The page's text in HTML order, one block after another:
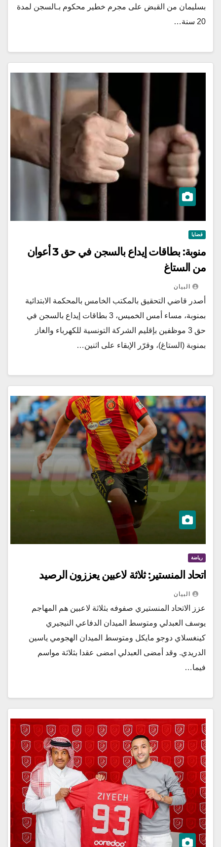
بسليمان من القبض على مجرم خطير محكوم بـالسجن لمدة
20 سنة…
قضايا
منوبة: بطاقات إيداع بالسجن في حق 3 أعوان
من الستاغ
البيان
أصدر قاضي التحقيق بالمكتب الخامس بالمحكمة الابتدائية
بمنوبة، مساء أمس الخميس، 3 بطاقات إيداع بالسجن في
حق 3 موظفين بإقليم الشركة التونسية للكهرباء والغاز
بمنوبة (الستاغ)، وقرّر الإبقاء على اثنين…
رياضة
اتحاد المنستير: ثلاثة لاعبين يعززون الرصيد
البيان
عزز الاتحاد المنستيري صفوفه بثلاثة لاعبين هم المهاجم
يوسف العبدلي ومتوسط الميدان الدفاعي النيجيري
كينغسلاي دوجو مايكل ومتوسط الميدان الهجومي ياسين
الدريدي. وقد أمضى العبدلي امضى عقدا بثلاثة مواسم
فيما…